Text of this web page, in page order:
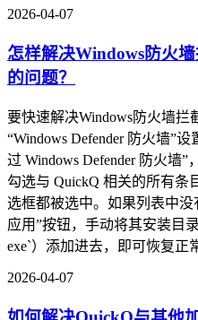
2026-04-07
怎样解决Windows防火
的问题？
要快速解决Windows防火墙拦
“Windows Defender 防火墙”
过 Windows Defender 防火墙
勾选与 QuickQ 相关的所有条
选框都被选中。如果列表中
应用”按钮，手动将其安装目
exe`）添加进去，即可恢复正
2026-04-07